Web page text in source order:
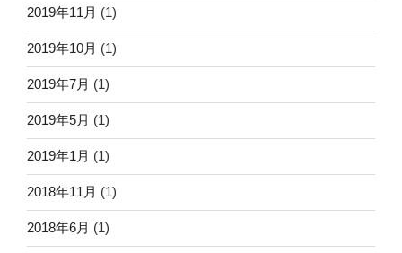
2019年11月 (1)
2019年10月 (1)
2019年7月 (1)
2019年5月 (1)
2019年1月 (1)
2018年11月 (1)
2018年6月 (1)